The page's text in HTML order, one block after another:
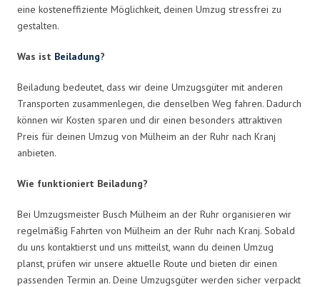
eine kosteneffiziente Möglichkeit, deinen Umzug stressfrei zu
gestalten.
Was ist Beiladung?
Beiladung bedeutet, dass wir deine Umzugsgüter mit anderen
Transporten zusammenlegen, die denselben Weg fahren. Dadurch
können wir Kosten sparen und dir einen besonders attraktiven
Preis für deinen Umzug von Mülheim an der Ruhr nach Kranj
anbieten.
Wie funktioniert Beiladung?
Bei Umzugsmeister Busch Mülheim an der Ruhr organisieren wir
regelmäßig Fahrten von Mülheim an der Ruhr nach Kranj. Sobald
du uns kontaktierst und uns mitteilst, wann du deinen Umzug
planst, prüfen wir unsere aktuelle Route und bieten dir einen
passenden Termin an. Deine Umzugsgüter werden sicher verpackt